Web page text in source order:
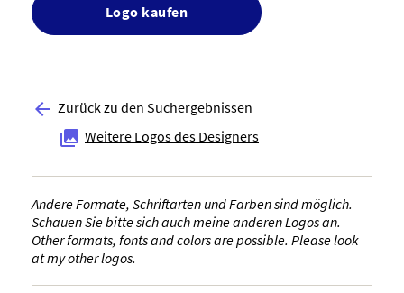
Logo kaufen
 Zurück zu den Suchergebnissen
 Weitere Logos des Designers
Andere Formate, Schriftarten und Farben sind möglich.
Schauen Sie bitte sich auch meine anderen Logos an.
Other formats, fonts and colors are possible. Please look
at my other logos.